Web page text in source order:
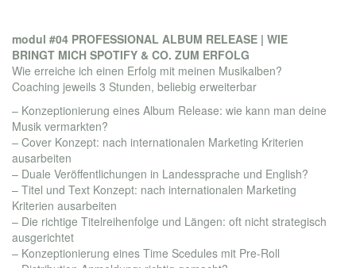
modul #04 PROFESSIONAL ALBUM RELEASE | WIE
BRINGT MICH SPOTIFY & CO. ZUM ERFOLG
Wie erreiche ich einen Erfolg mit meinen Musikalben?
Coaching jeweils 3 Stunden, beliebig erweiterbar
– Konzeptionierung eines Album Release: wie kann man deine
Musik vermarkten?
– Cover Konzept: nach internationalen Marketing Kriterien
ausarbeiten
– Duale Veröffentlichungen in Landessprache und English?
– Titel und Text Konzept: nach internationalen Marketing
Kriterien ausarbeiten
– Die richtige Titelreihenfolge und Längen: oft nicht strategisch
ausgerichtet
– Konzeptionierung eines Time Scedules mit Pre-Roll